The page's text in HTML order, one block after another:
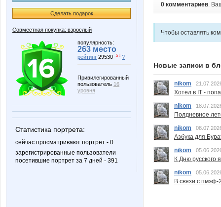
Сделать подарок
Совместная покупка: взрослый
популярность:
263 место
рейтинг 29530 -5 ↓ ?
Привилегированный
пользователь 16
уровня
Статистика портрета:
сейчас просматривают портрет - 0
зарегистрированные пользователи
посетившие портрет за 7 дней - 391
0 комментариев.
Чтобы оставлять
Новые записи в
nikom
Хотел в IT -
nikom
Полдневное
nikom
Азбука для
nikom
К Дню русского
nikom
В связи с пмэф-